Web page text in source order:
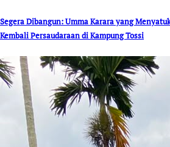
Segera Dibangun: Umma Karara yang
Kembali Persaudaraan di Kampung Tossi